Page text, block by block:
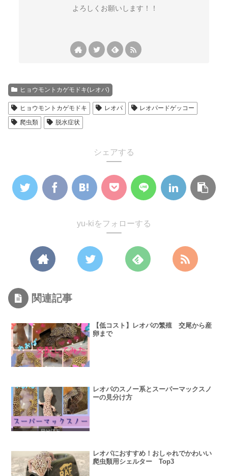
よろしくお願いします！！
ヒョウモントカゲモドキ(レオパ)
ヒョウモントカゲモドキ レオパ
レオパードゲッコー
爬虫類
脱水症状
シェアする
yu-kiをフォローする
関連記事
【低コスト】レオパの繁殖 交尾から産
卵まで
レオパのスノー系とスーパーマックスノ
ーの見分け方
レオパにおすすめ！おしゃれでかわいい
爬虫類用シェルター Top3